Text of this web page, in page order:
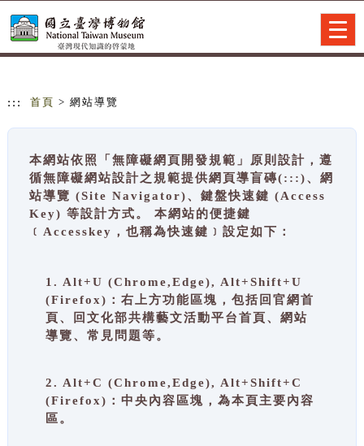
::: 首頁 > 網站導覽
本網站依照「無障礙網頁開發規範」原則設計，遵
循無障礙網站設計之規範提供網頁導盲磚(:::)、網
站導覽 (Site Navigator)、鍵盤快速鍵 (Access
Key) 等設計方式。 本網站的便捷鍵
﹝Accesskey，也稱為快速鍵﹞設定如下：
1. Alt+U (Chrome,Edge), Alt+Shift+U
(Firefox)：右上方功能區塊，包括回官網首
頁、回文化部共構藝文活動平台首頁、網站
導覽、常見問題等。
2. Alt+C (Chrome,Edge), Alt+Shift+C
(Firefox)：中央內容區塊，為本頁主要內容
區。